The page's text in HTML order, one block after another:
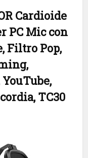
Cardioide
PC Mic con
Filtro Pop,
TC30